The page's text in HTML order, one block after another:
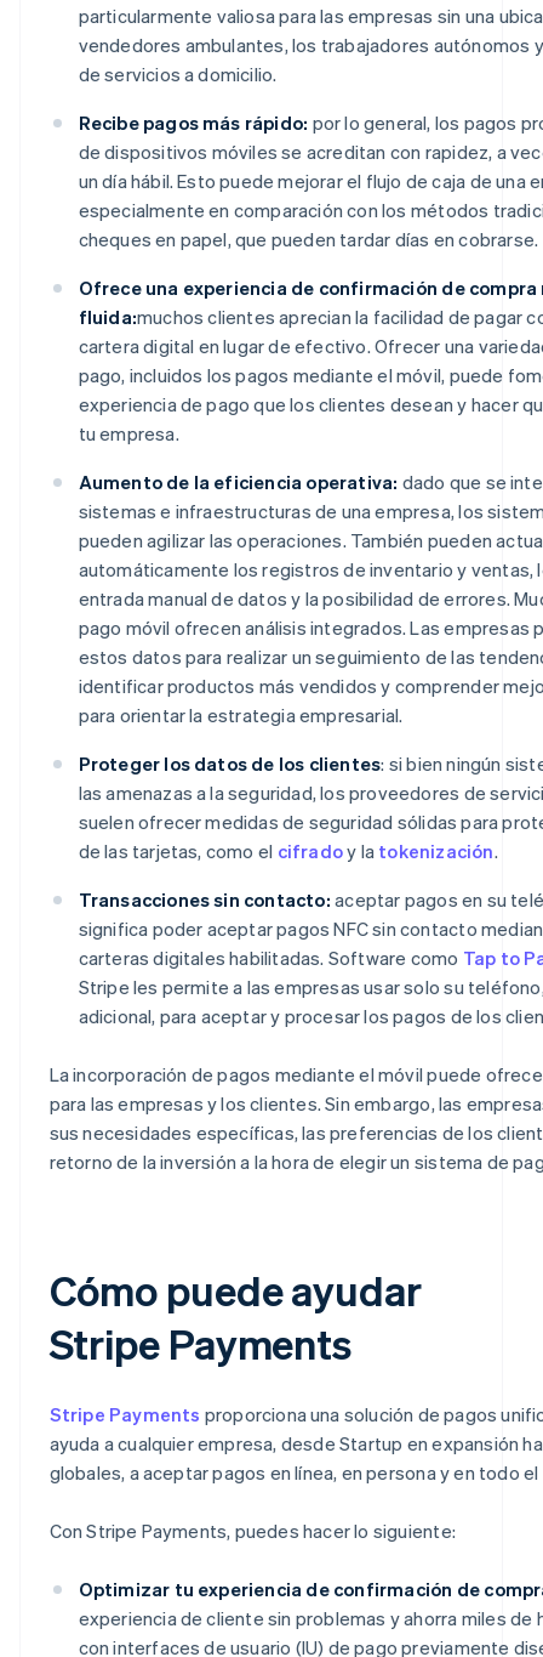
particularmente valiosa para las empresas sin una
vendedores ambulantes, los trabajadores autónomos
de servicios a domicilio.
Recibe pagos más rápido: por lo general, los pagos
de dispositivos móviles se acreditan con rapidez, a
un día hábil. Esto puede mejorar el flujo de caja de una
especialmente en comparación con los métodos
cheques en papel, que pueden tardar días en cobrarse.
Ofrece una experiencia de confirmación de compra
fluida:muchos clientes aprecian la facilidad de pagar
cartera digital en lugar de efectivo. Ofrecer una
pago, incluidos los pagos mediante el móvil, puede
experiencia de pago que los clientes desean y hacer
tu empresa.
Aumento de la eficiencia operativa: dado que se
sistemas e infraestructuras de una empresa, los
pueden agilizar las operaciones. También pueden
automáticamente los registros de inventario y ventas,
entrada manual de datos y la posibilidad de errores.
pago móvil ofrecen análisis integrados. Las empresas
estos datos para realizar un seguimiento de las
identificar productos más vendidos y comprender
para orientar la estrategia empresarial.
Proteger los datos de los clientes: si bien ningún
las amenazas a la seguridad, los proveedores de
suelen ofrecer medidas de seguridad sólidas para
de las tarjetas, como el cifradoy la tokenización.
Transacciones sin contacto: aceptar pagos en su
significa poder aceptar pagos NFC sin contacto
carteras digitales habilitadas. Software como Tap to
Stripe les permite a las empresas usar solo su
adicional, para aceptar y procesar los pagos de los
La incorporación de pagos mediante el móvil puede
para las empresas y los clientes. Sin embargo, las
sus necesidades específicas, las preferencias de los
retorno de la inversión a la hora de elegir un sistema de
Cómo puede ayudar
Stripe Payments
Stripe Payments proporciona una solución de pagos
ayuda a cualquier empresa, desde Startup en expansión
globales, a aceptar pagos en línea, en persona y en todo el
Con Stripe Payments, puedes hacer lo siguiente:
Optimizar tu experiencia de confirmación de
experiencia de cliente sin problemas y ahorra miles de
con interfaces de usuario (IU) de pago previamente